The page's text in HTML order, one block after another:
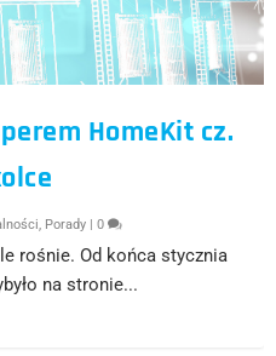
HomeKit cz.
, Porady |0
rośnie. Od końca stycznia
na stronie...